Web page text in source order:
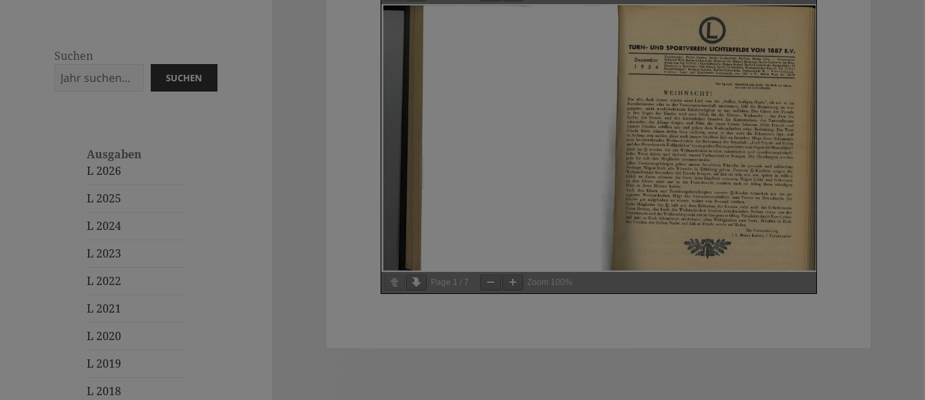
Suchen
SUCHEN
Ausgaben
L 2026
L 2025
L 2024
L 2023
L 2022
L 2021
L 2020
L 2019
L 2018
Page 1 / 7 Zoom 100%